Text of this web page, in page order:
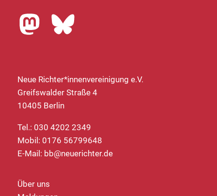
Neue Richter*innenvereinigung e.V.
Greifswalder Straße 4
10405 Berlin
Tel.: 030 4202 2349
Mobil: 0176 56799648
E-Mail: bb@neuerichter.de
Über uns